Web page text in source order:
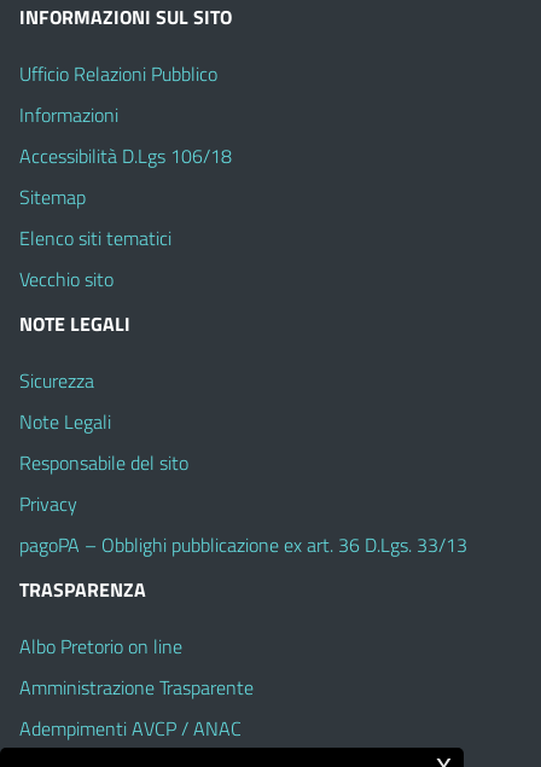
INFORMAZIONI SUL SITO
Ufficio Relazioni Pubblico
Informazioni
Accessibilità D.Lgs 106/18
Sitemap
Elenco siti tematici
Vecchio sito
NOTE LEGALI
Sicurezza
Note Legali
Responsabile del sito
Privacy
pagoPA – Obblighi pubblicazione ex art. 36 D.Lgs. 33/13
TRASPARENZA
Albo Pretorio on line
Amministrazione Trasparente
Adempimenti AVCP / ANAC